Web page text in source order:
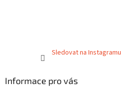
Sledovat na Instagramu
Informace pro vás